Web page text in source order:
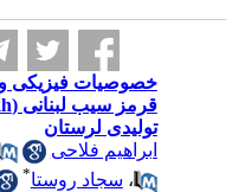
خصوصیات فیزیکی ‌و
تولیدی لرستان
ابراهیم فلاحی
،سجاد روستا*